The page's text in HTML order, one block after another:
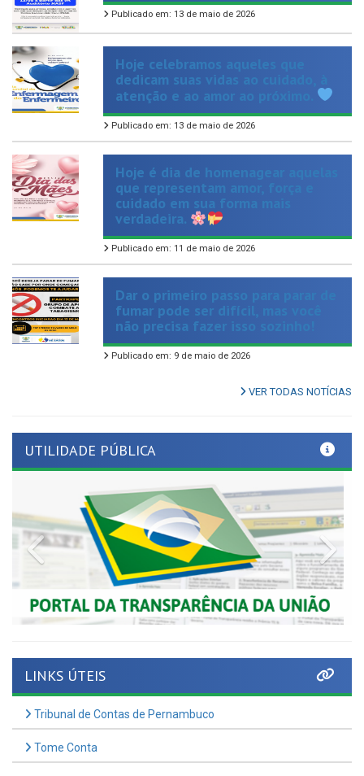
Hoje celebramos aqueles que
dedicam suas vidas ao cuidado, à
atenção e ao amor ao próximo.
Publicado em: 13 de maio de 2026
Hoje é dia de homenagear aquelas
que representam amor, força e
cuidado em sua forma mais
verdadeira.
Publicado em: 11 de maio de 2026
Dar o primeiro passo para parar de
fumar pode ser difícil, mas você
não precisa fazer isso sozinho!
Publicado em: 9 de maio de 2026
VER TODAS NOTÍCIAS
Previous
Tribunal de Contas de Pernambuco
Tome Conta
AMUPE